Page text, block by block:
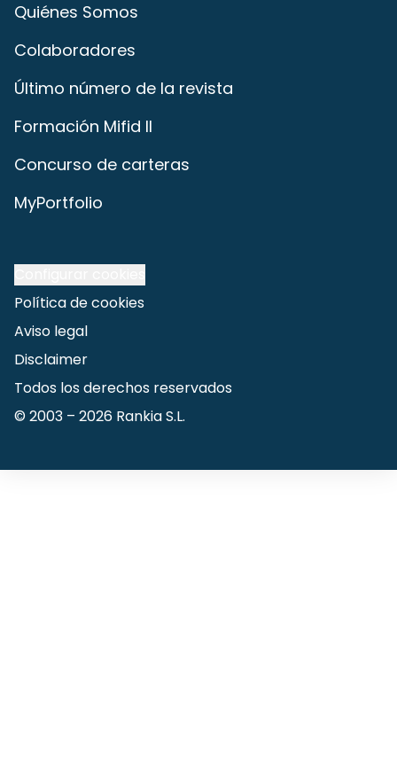
Quiénes Somos
Colaboradores
Último número de la revista
Formación Mifid II
Concurso de carteras
MyPortfolio
Política de cookies
Aviso legal
Disclaimer
Todos los derechos reservados
© 2003 – 2026 Rankia S.L.